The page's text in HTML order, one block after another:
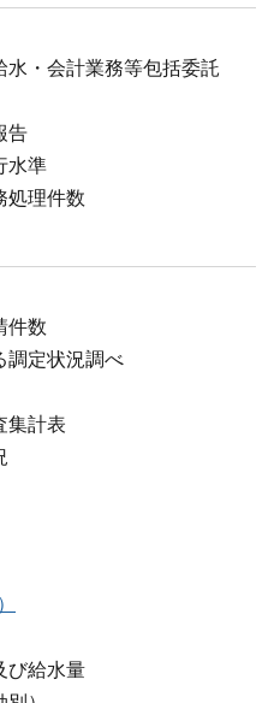
水・会計業務等包括委託
告
水準
処理件数
件数
調定状況調べ
集計表
び給水量